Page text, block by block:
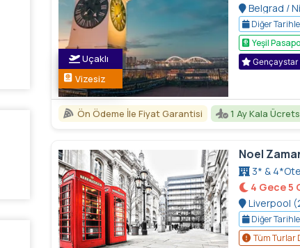
Uçaklı
Vizesiz
Belgrad /
Turu,Diğer
Yeşil
Gençaystar
Ön Ödeme İle Fiyat Garantisi 1 Ay Kala
Noel
3* &
4 Gece 5
Liverpool
Diğer
Tüm Turlar